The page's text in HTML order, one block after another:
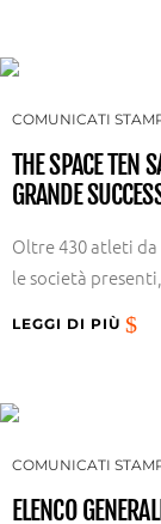
COMUNICATI
THE SPACE TEN
GRANDE
Oltre 430 atleti
le società
LEGGI DI PIÙ
COMUNICATI
ELENCO